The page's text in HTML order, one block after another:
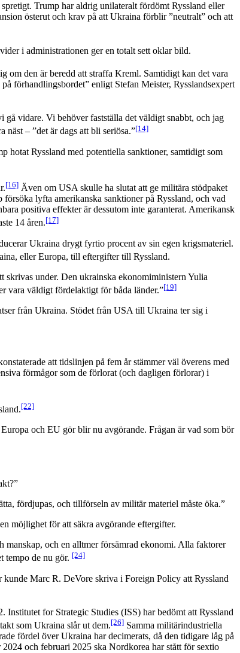
Trump har aldrig unilateralt fördömt Ryssland eller
österut och krav på att Ukraina förblir ”neutralt” och att
i administrationen ger en totalt sett oklar bild.
om den är beredd att straffa Kreml. Samtidigt kan det vara
förhandlingsbordet” enligt Stefan Meister, Rysslandsexpert
vidare. Vi behöver fastställa det väldigt snabbt, och jag
näst – ”det är dags att bli seriösa.”[14]
hotat Ryssland med potentiella sanktioner, samtidigt som
[16] Även om USA skulle ha slutat att ge militära stödpaket
lyfta amerikanska sanktioner på Ryssland, och vad
positiva effekter är dessutom inte garanterat. Amerikansk
14 åren.[17]
Ukraina drygt fyrtio procent av sin egen krigsmateriel.
eller Europa, till eftergifter till Ryssland.
under. Den ukrainska ekonomiministern Yulia
vara väldigt fördelaktigt för båda länder.”[19]
från Ukraina. Stödet från USA till Ukraina ter sig i
att tidslinjen på fem år stämmer väl överens med
förmågor som de förlorat (och dagligen förlorar) i
[22]
och EU gör blir nu avgörande. Frågan är vad som bör
fördjupas, och tillförseln av militär materiel måste öka.”
möjlighet för att säkra avgörande eftergifter.
manskap, och en alltmer försämrad ekonomi. Alla faktorer
tempo de nu gör. [24]
kunde Marc R. DeVore skriva i Foreign Policy att Ryssland
for Strategic Studies (ISS) har bedömt att Ryssland
som Ukraina slår ut dem.[26] Samma militärindustriella
fördel över Ukraina har decimerats, då den tidigare låg på
och februari 2025 ska Nordkorea har stått för sextio